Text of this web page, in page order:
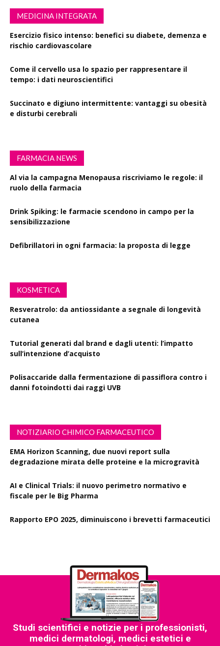
MEDICINA INTEGRATA
Esercizio fisico intenso: benefici su diabete, demenza e
rischio cardiovascolare
Come il cervello usa lo spazio per rappresentare il
tempo: i dati neuroscientifici
Succinato e digiuno intermittente: vantaggi su obesità
e disturbi cerebrali
FARMACIA NEWS
Al via la campagna Menopausa riscriviamo le regole: il
ruolo della farmacia
Drink Spiking: le farmacie scendono in campo per la
sensibilizzazione
Defibrillatori in ogni farmacia: la proposta di legge
KOSMETICA
Resveratrolo: da antiossidante a segnale di longevità
cutanea
Tutorial generati dal brand e dagli utenti: l’impatto
sull’intenzione d’acquisto
Polisaccaride dalla fermentazione di passiflora contro i
danni fotoindotti dai raggi UVB
NOTIZIARIO CHIMICO FARMACEUTICO
EMA Horizon Scanning, due nuovi report sulla
degradazione mirata delle proteine e la microgravità
AI e Clinical Trials: il nuovo perimetro normativo e
fiscale per le Big Pharma
Rapporto EPO 2025, diminuiscono i brevetti farmaceutici
Studi scientifici e notizie per i professionisti,
medici dermatologi, medici estetici e